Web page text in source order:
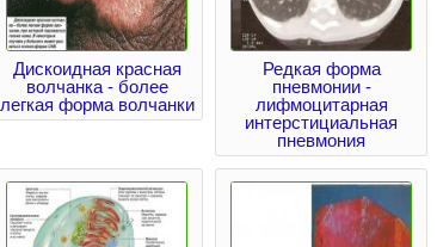
Дискоидная красная
волчанка - более
легкая форма волчанки
Редкая форма
пневмонии -
лифмоцитарная
интерстициальная
пневмония